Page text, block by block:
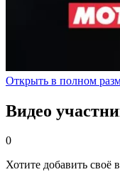
Открыть в полном
Видео
0
Хотите добавить своё